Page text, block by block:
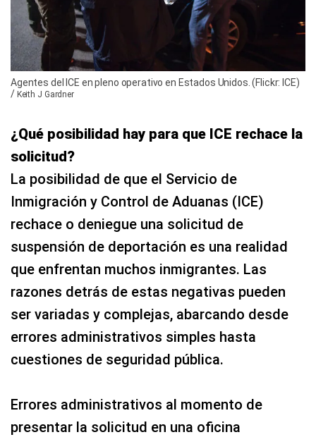
Agentes del ICE en pleno operativo en Estados Unidos. (Flickr: ICE)
/ Keith J Gardner
¿Qué posibilidad hay para que ICE rechace la
solicitud?
La posibilidad de que el Servicio de
Inmigración y Control de Aduanas (ICE)
rechace o deniegue una solicitud de
suspensión de deportación es una realidad
que enfrentan muchos inmigrantes. Las
razones detrás de estas negativas pueden
ser variadas y complejas, abarcando desde
errores administrativos simples hasta
cuestiones de seguridad pública.
Errores administrativos al momento de
presentar la solicitud en una oficina